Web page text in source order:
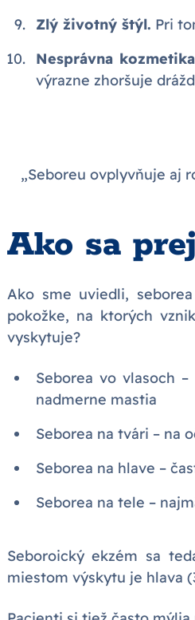
Zlý životný štýl. Pri
Nesprávna
výrazne zhoršuje
„Seboreu ovplyvňuje aj
Ako sa
Ako sme uviedli,
pokožke, na ktorých
vyskytuje?
Seborea vo vlasoch
nadmerne mastia
Seborea na tvári – na
Seborea na hlave –
Seborea na tele –
Seboroický ekzém sa
miestom výskytu je hlava